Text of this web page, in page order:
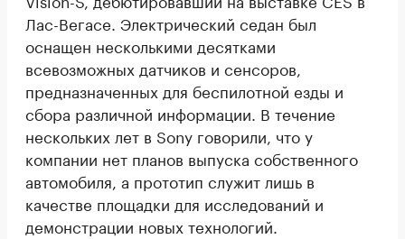
Лас-Вегасе. Электрический седан был
оснащен несколькими десятками
всевозможных датчиков и сенсоров,
предназначенных для беспилотной езды и
сбора различной информации. В течение
нескольких лет в Sony говорили, что у
компании нет планов выпуска собственного
автомобиля, а прототип служит лишь в
качестве площадки для исследований и
демонстрации новых технологий.